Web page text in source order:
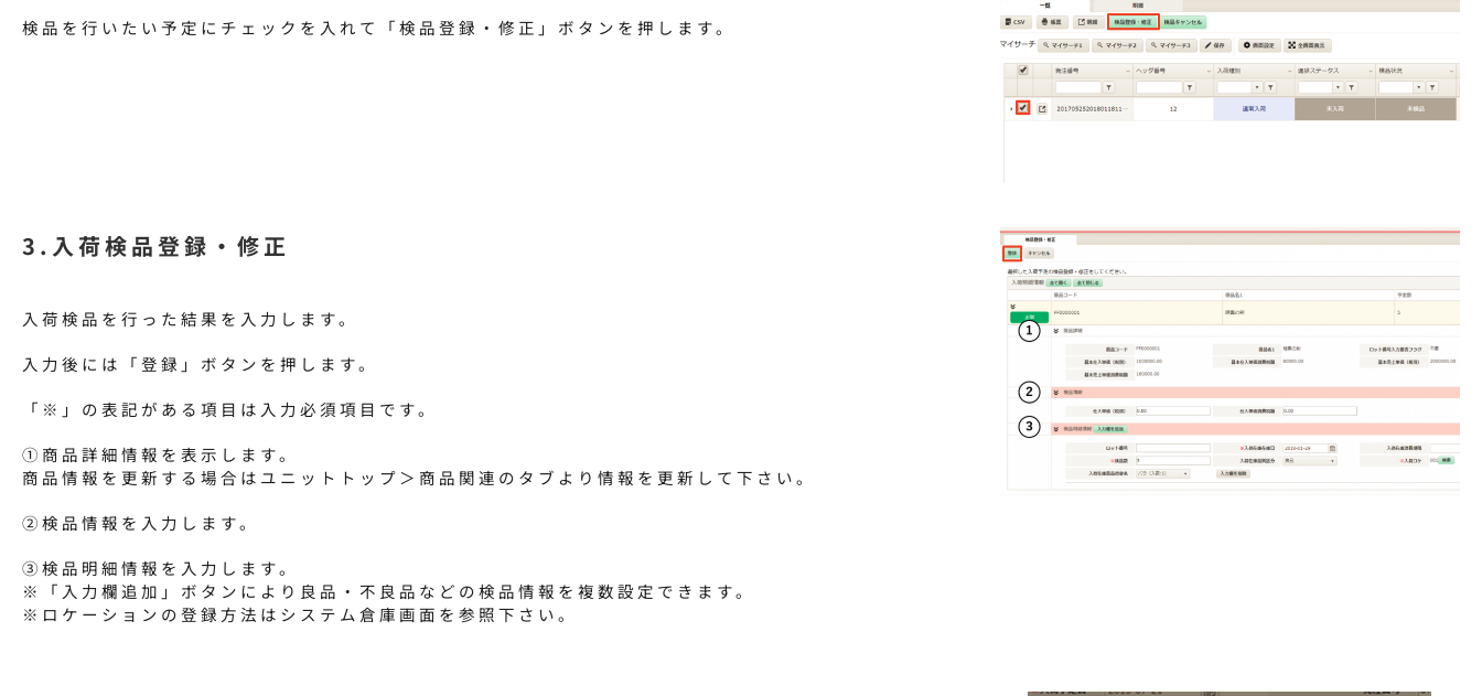
検品を行いたい予定にチェックを入れて「検品登録・修正」ボタンを押します。
3.入荷検品登録・修正
入荷検品を行った結果を入力します。
入力後には「登録」ボタンを押します。
「※」の表記がある項目は入力必須項目です。
①商品詳細情報を表示します。
商品情報を更新する場合はユニットトップ＞商品関連のタブより情報を更新して下さい。
②検品情報を入力します。
③検品明細情報を入力します。
※「入力欄追加」ボタンにより良品・不良品などの検品情報を複数設定できます。
※ロケーションの登録方法はシステム倉庫画面を参照下さい。